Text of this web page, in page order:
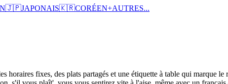
🇯🇵JAPONAIS🇰🇷CORÉEN+AUTRES...
fixes, des plats partagés et une étiquette à table qui marque